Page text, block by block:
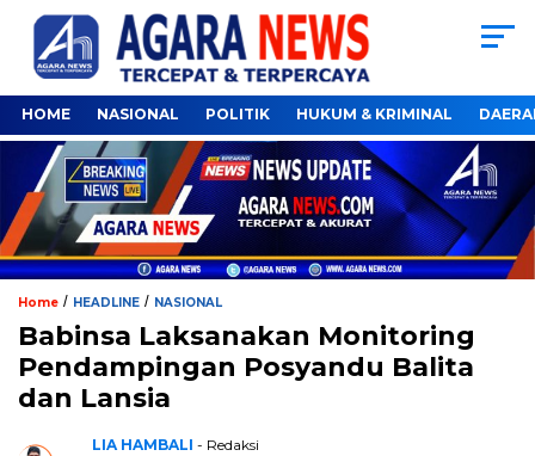
HOME NASIONAL POLITIK HUKUM & KRIMINAL
Home / HEADLINE / NASIONAL
Babinsa Laksanakan Monitoring
Pendampingan Posyandu Balita
dan Lansia
LIA HAMBALI - Redaksi